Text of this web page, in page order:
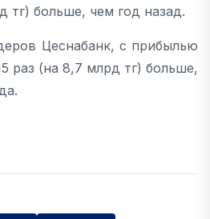
тг) больше, чем год назад.
Цеснабанк, с прибылью
раз (на 8,7 млрд тг) больше,